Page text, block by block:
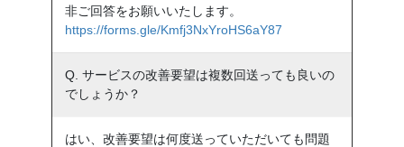
非ご回答をお願いいたします。
https://forms.gle/Kmfj3NxYroHS6aY87
Q. サービスの改善要望は複数回送っても良いの
でしょうか？
はい、改善要望は何度送っていただいても問題